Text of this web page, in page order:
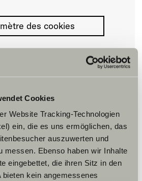
Cookies
Website Tracking-Technologien
ein, die es uns ermöglichen, das
auszuwerten und
messen. Ebenso haben wir Inhalte
eingebettet, die ihren Sitz in den
bieten kein angemessenes
VERMIETUNG
des cookies